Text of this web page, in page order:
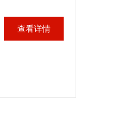
查看详情